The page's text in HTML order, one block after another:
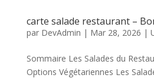
carte salade restaurant –
par DevAdmin | Mar 28, 2026 |
Sommaire Les Salades du
Options Végétariennes Les